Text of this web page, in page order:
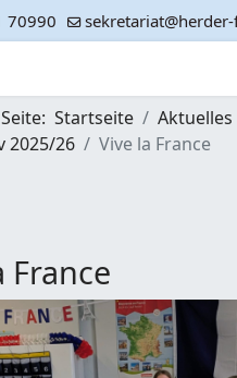
70990
Startseite
Aktuelles
2025/26
Vive la France
France